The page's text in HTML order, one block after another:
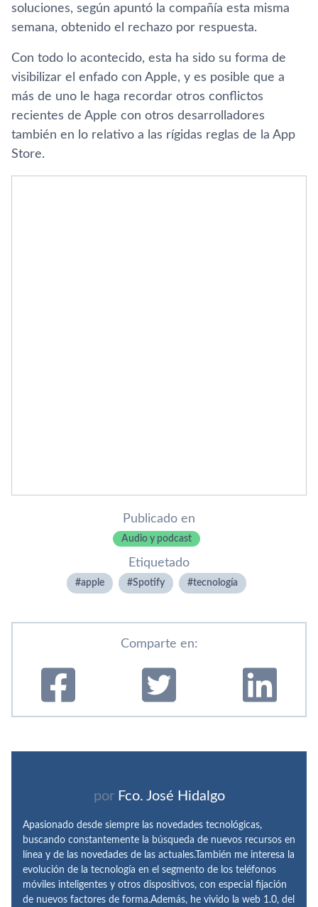
soluciones, según apuntó la compañía esta misma
semana, obtenido el rechazo por respuesta.
Con todo lo acontecido, esta ha sido su forma de
visibilizar el enfado con Apple, y es posible que a
más de uno le haga recordar otros conflictos
recientes de Apple con otros desarrolladores
también en lo relativo a las rígidas reglas de la App
Store.
Publicado en
Audio y podcast
Etiquetado
apple Spotify tecnologí­a
Comparte en:
por Fco. José Hidalgo
Apasionado desde siempre las novedades tecnológicas,
buscando constantemente la búsqueda de nuevos recursos en
línea y de las novedades de las actuales.También me interesa la
evolución de la tecnología en el segmento de los teléfonos
móviles inteligentes y otros dispositivos, con especial fijación
de nuevos factores de forma.Además, he vivido la web 1.0, del